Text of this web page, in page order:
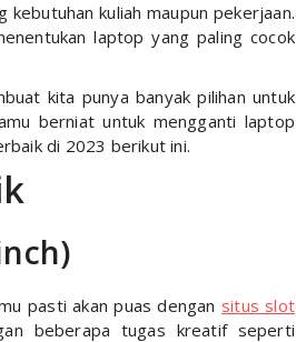
kuliah maupun pekerjaan.
laptop yang paling cocok
kita punya banyak pilihan untuk
berniat untuk mengganti laptop
di 2023 berikut ini.
pasti akan puas dengan situs slot
beberapa tugas kreatif seperti